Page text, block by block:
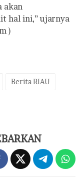
akan
hal ini,” ujarnya
)
Berita RIAU